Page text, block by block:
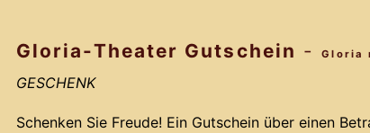
Gloria-Theater Gutschein -Gloria
GESCHENK
Schenken Sie Freude! Ein Gutschein über einen